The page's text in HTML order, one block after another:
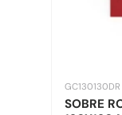
GC130130DR
SOBRE